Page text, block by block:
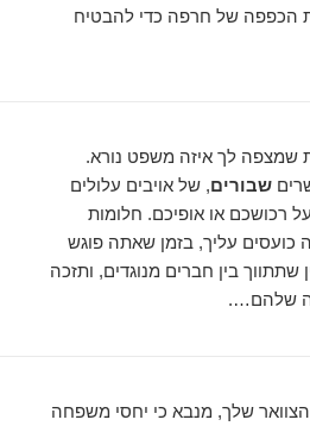
הכפפה של חרפה כדי להבטיח
שמצפה לך איזה משפט נורא.
שבורים, של אויבים עלולים
רכושכם או אופיכם. חלומות
כועסים עליך, בזמן שאתה פוגש
בין חברים מנוגדים, ותזכה
שלהם….
שלך, מנבא כי יחסי משפחה